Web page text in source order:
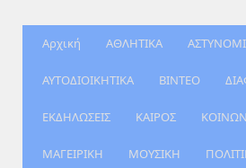
Αρχική ΑΘΛΗΤΙΚΑ
ΑΥΤΟΔΙΟΙΚΗΤΙΚΑ ΒΙΝΤΕΟ
ΕΚΔΗΛΩΣΕΙΣ ΚΑΙΡΟΣ
ΜΑΓΕΙΡΙΚΗ ΜΟΥΣΙΚΗ